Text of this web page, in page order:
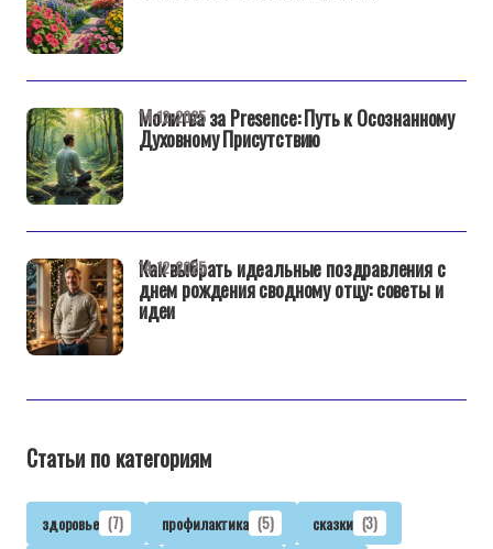
Молитва за Presence: Путь к Осознанному
Духовному Присутствию
14-12-2025
Как выбрать идеальные поздравления с
днем рождения сводному отцу: советы и
идеи
14-12-2025
Статьи по категориям
здоровье (7) профилактика (5) сказки (3)